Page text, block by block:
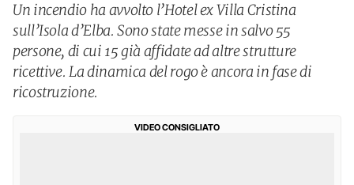
Un incendio ha avvolto l’Hotel ex Villa Cristina
sull’Isola d’Elba. Sono state messe in salvo 55
persone, di cui 15 già affidate ad altre strutture
ricettive. La dinamica del rogo è ancora in fase di
ricostruzione.
VIDEO CONSIGLIATO